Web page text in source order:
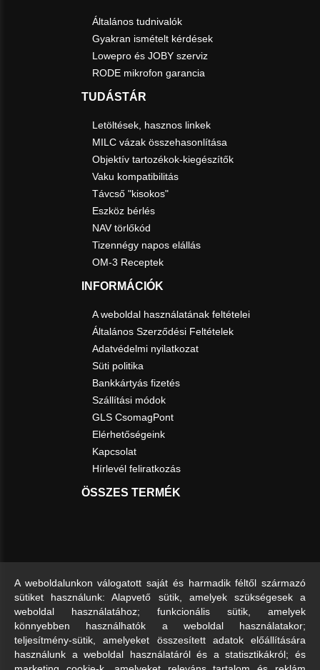
Általános tudnivalók
Gyakran ismételt kérdések
Lowepro és JOBY szerviz
RODE mikrofon garancia
TUDÁSTÁR
Letöltések, hasznos linkek
MILC vázak összehasonlítása
Objektív tartozékok-kiegészítők
Vaku kompatibilitás
Távcső "kisokos"
Eszköz bérlés
NAV törlőkód
Tizennégy napos elállás
OM-3 Receptek
INFORMÁCIÓK
A weboldal használatának feltételei
Általános Szerződési Feltételek
Adatvédelmi nyilatkozat
Süti politika
Bankkártyás fizetés
Szállítási módok
GLS CsomagPont
Elérhetőségeink
Kapcsolat
Hírlevél feliratkozás
ÖSSZES TERMÉK
A weboldalunkon válogatott saját és harmadik féltől származó
sütiket használunk: Alapvető sütik, amelyek szükségesek a
weboldal használatához; funkcionális sütik, amelyek
könnyebben használhatók a weboldal használatakor;
teljesítmény-sütik, amelyeket összesített adatok előállítására
használunk a weboldal használatáról és a statisztikákról; és